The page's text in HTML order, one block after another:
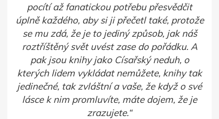
pocítí až fanatickou potřebu přesvědčit
úplně každého, aby si ji přečetl také, protože
se mu zdá, že je to jediný způsob, jak náš
roztříštěný svět uvést zase do pořádku. A
pak jsou knihy jako Císařský neduh, o
kterých lidem vykládat nemůžete, knihy tak
jedinečné, tak zvláštní a vaše, že když o své
lásce k nim promluvíte, máte dojem, že je
zrazujete.